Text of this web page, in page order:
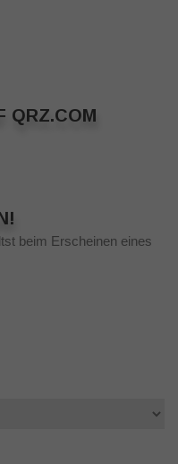
QRZ.COM
beim Erscheinen eines